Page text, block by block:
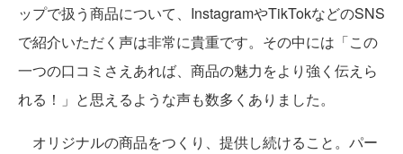
ップで扱う商品について、InstagramやTikTokなどのSNS
で紹介いただく声は非常に貴重です。その中には「この
一つの口コミさえあれば、商品の魅力をより強く伝えら
れる！」と思えるような声も数多くありました。
オリジナルの商品をつくり、提供し続けること。パー